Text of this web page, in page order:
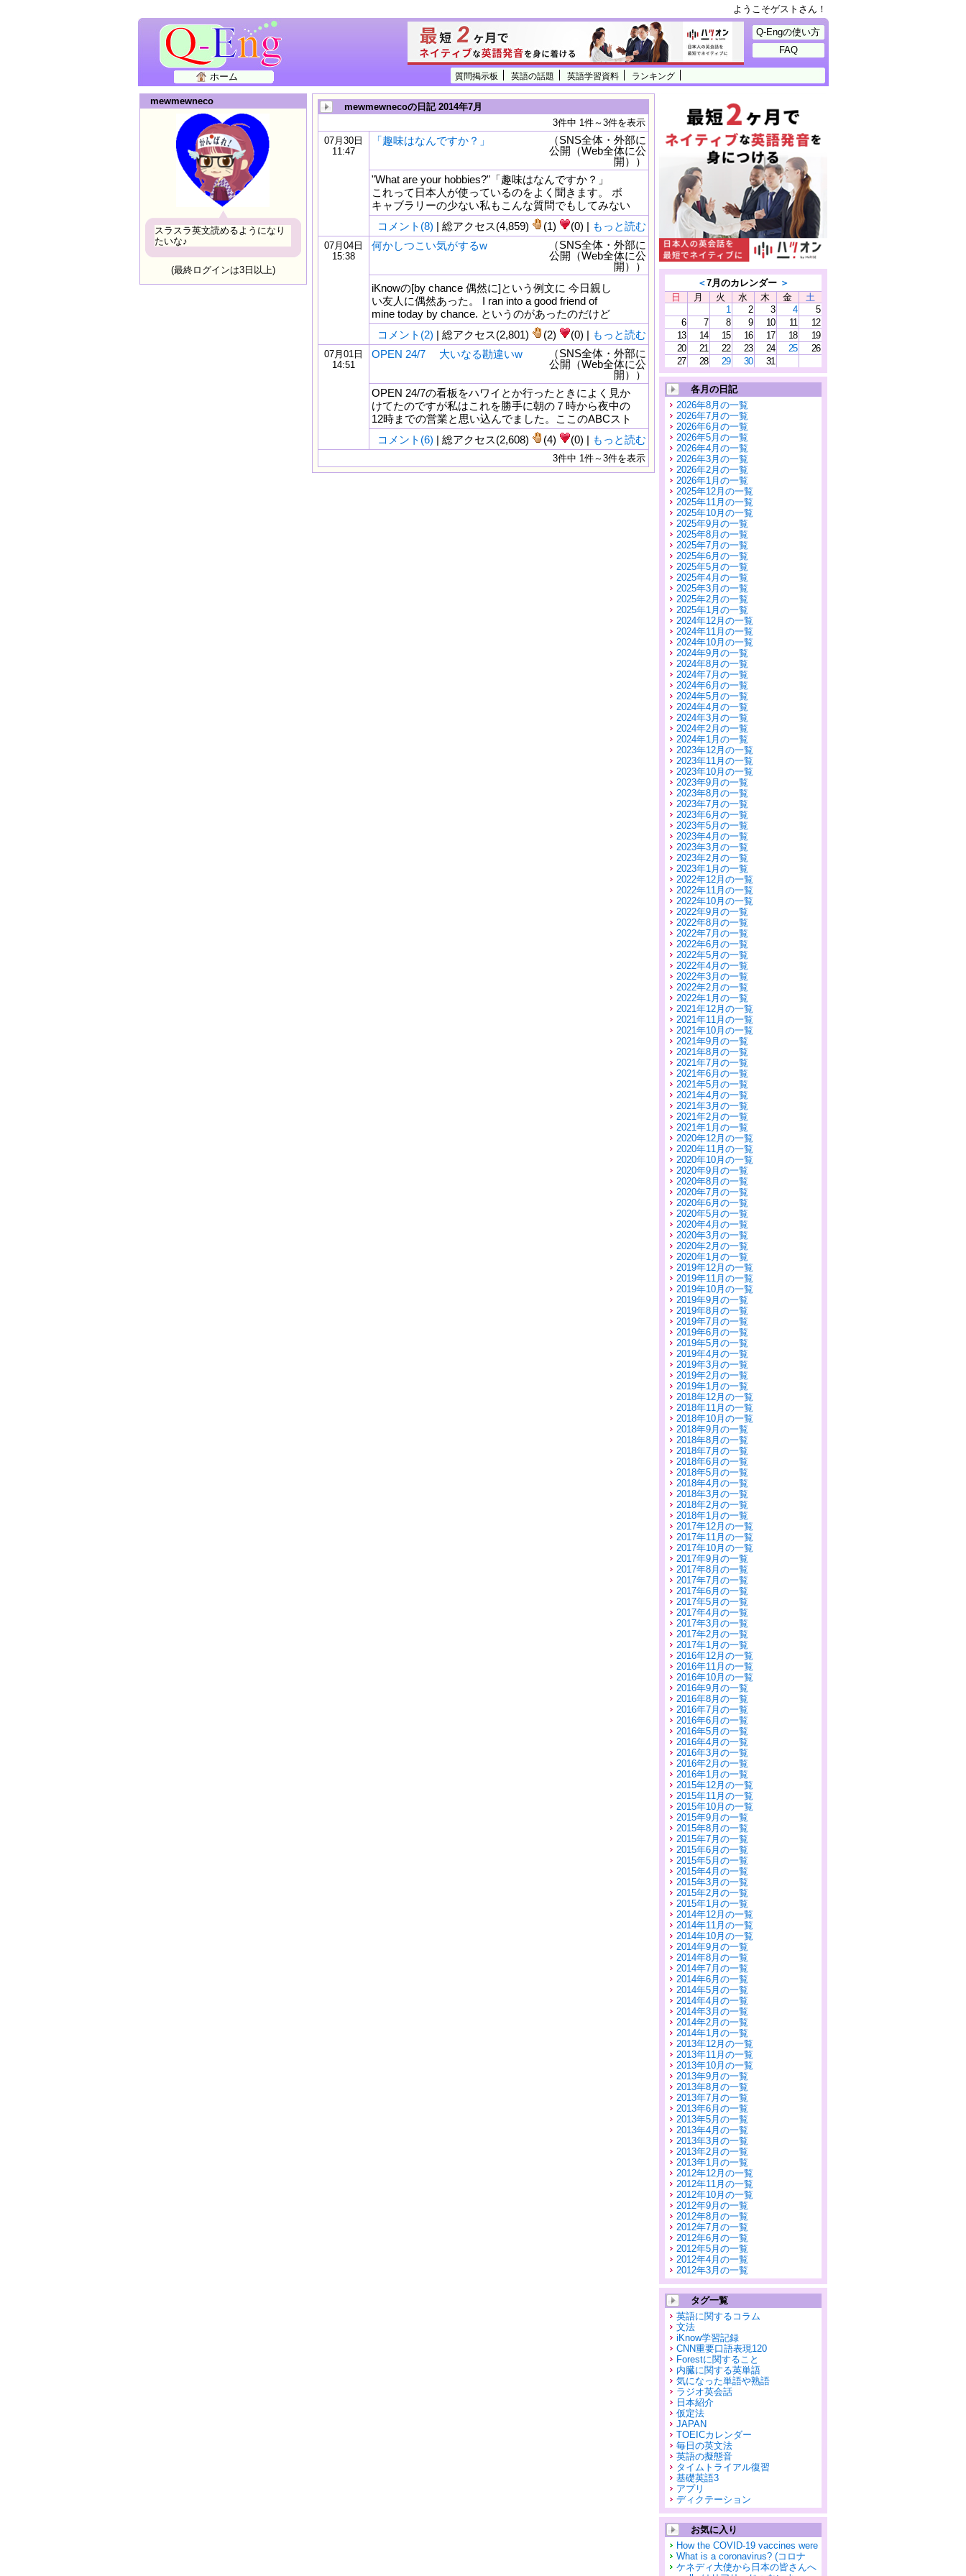
ようこそゲストさん！
質問掲示板 英語の話題 英語学習資料 ランキング
ホーム
Q-Engの使い方
FAQ
mewmewneco
スラスラ英文読めるようになり
たいな♪
(最終ログインは3日以上)
mewmewnecoの日記 2014年7月
3件中 1件～3件を表示
07月30日
11:47
「趣味はなんですか？」
（SNS全体・外部に
公開（Web全体に公
開））
"What are your hobbies?"「趣味はなんですか？」
これって日本人が使っているのをよく聞きます。 ボ
キャブラリーの少ない私もこんな質問でもしてみない
コメント(8) | 総アクセス(4,859) (1) (0) | もっと読む
07月04日
15:38
何かしつこい気がするw
（SNS全体・外部に
公開（Web全体に公
開））
iKnowの[by chance 偶然に]という例文に 今日親し
い友人に偶然あった。 I ran into a good friend of
mine today by chance. というのがあったのだけど
コメント(2) | 総アクセス(2,801) (2) (0) | もっと読む
07月01日
14:51
OPEN 24/7 大いなる勘違いw
（SNS全体・外部に
公開（Web全体に公
開））
OPEN 24/7の看板をハワイとか行ったときによく見か
けてたのですが私はこれを勝手に朝の７時から夜中の
12時までの営業と思い込んでました。ここのABCスト
コメント(6) | 総アクセス(2,608) (4) (0) | もっと読む
3件中 1件～3件を表示
＜7月のカレンダー ＞
日
月 火 水 木 金
土
1
2 3 4
5
6
7 8 9 10 11
12
13
14 15 16 17 18
19
20
21 22 23 24 25
26
27
28 29 30 31
各月の日記
2026年8月の一覧
2026年7月の一覧
2026年6月の一覧
2026年5月の一覧
2026年4月の一覧
2026年3月の一覧
2026年2月の一覧
2026年1月の一覧
2025年12月の一覧
2025年11月の一覧
2025年10月の一覧
2025年9月の一覧
2025年8月の一覧
2025年7月の一覧
2025年6月の一覧
2025年5月の一覧
2025年4月の一覧
2025年3月の一覧
2025年2月の一覧
2025年1月の一覧
2024年12月の一覧
2024年11月の一覧
2024年10月の一覧
2024年9月の一覧
2024年8月の一覧
2024年7月の一覧
2024年6月の一覧
2024年5月の一覧
2024年4月の一覧
2024年3月の一覧
2024年2月の一覧
2024年1月の一覧
2023年12月の一覧
2023年11月の一覧
2023年10月の一覧
2023年9月の一覧
2023年8月の一覧
2023年7月の一覧
2023年6月の一覧
2023年5月の一覧
2023年4月の一覧
2023年3月の一覧
2023年2月の一覧
2023年1月の一覧
2022年12月の一覧
2022年11月の一覧
2022年10月の一覧
2022年9月の一覧
2022年8月の一覧
2022年7月の一覧
2022年6月の一覧
2022年5月の一覧
2022年4月の一覧
2022年3月の一覧
2022年2月の一覧
2022年1月の一覧
2021年12月の一覧
2021年11月の一覧
2021年10月の一覧
2021年9月の一覧
2021年8月の一覧
2021年7月の一覧
2021年6月の一覧
2021年5月の一覧
2021年4月の一覧
2021年3月の一覧
2021年2月の一覧
2021年1月の一覧
2020年12月の一覧
2020年11月の一覧
2020年10月の一覧
2020年9月の一覧
2020年8月の一覧
2020年7月の一覧
2020年6月の一覧
2020年5月の一覧
2020年4月の一覧
2020年3月の一覧
2020年2月の一覧
2020年1月の一覧
2019年12月の一覧
2019年11月の一覧
2019年10月の一覧
2019年9月の一覧
2019年8月の一覧
2019年7月の一覧
2019年6月の一覧
2019年5月の一覧
2019年4月の一覧
2019年3月の一覧
2019年2月の一覧
2019年1月の一覧
2018年12月の一覧
2018年11月の一覧
2018年10月の一覧
2018年9月の一覧
2018年8月の一覧
2018年7月の一覧
2018年6月の一覧
2018年5月の一覧
2018年4月の一覧
2018年3月の一覧
2018年2月の一覧
2018年1月の一覧
2017年12月の一覧
2017年11月の一覧
2017年10月の一覧
2017年9月の一覧
2017年8月の一覧
2017年7月の一覧
2017年6月の一覧
2017年5月の一覧
2017年4月の一覧
2017年3月の一覧
2017年2月の一覧
2017年1月の一覧
2016年12月の一覧
2016年11月の一覧
2016年10月の一覧
2016年9月の一覧
2016年8月の一覧
2016年7月の一覧
2016年6月の一覧
2016年5月の一覧
2016年4月の一覧
2016年3月の一覧
2016年2月の一覧
2016年1月の一覧
2015年12月の一覧
2015年11月の一覧
2015年10月の一覧
2015年9月の一覧
2015年8月の一覧
2015年7月の一覧
2015年6月の一覧
2015年5月の一覧
2015年4月の一覧
2015年3月の一覧
2015年2月の一覧
2015年1月の一覧
2014年12月の一覧
2014年11月の一覧
2014年10月の一覧
2014年9月の一覧
2014年8月の一覧
2014年7月の一覧
2014年6月の一覧
2014年5月の一覧
2014年4月の一覧
2014年3月の一覧
2014年2月の一覧
2014年1月の一覧
2013年12月の一覧
2013年11月の一覧
2013年10月の一覧
2013年9月の一覧
2013年8月の一覧
2013年7月の一覧
2013年6月の一覧
2013年5月の一覧
2013年4月の一覧
2013年3月の一覧
2013年2月の一覧
2013年1月の一覧
2012年12月の一覧
2012年11月の一覧
2012年10月の一覧
2012年9月の一覧
2012年8月の一覧
2012年7月の一覧
2012年6月の一覧
2012年5月の一覧
2012年4月の一覧
2012年3月の一覧
タグ一覧
英語に関するコラム
文法
iKnow学習記録
CNN重要口語表現120
Forestに関すること
内臓に関する英単語
気になった単語や熟語
ラジオ英会話
日本紹介
仮定法
JAPAN
TOEICカレンダー
毎日の英文法
英語の擬態音
タイムトライアル復習
基礎英語3
アプリ
ディクテーション
お気に入り
How the COVID-19 vaccines were
What is a coronavirus? (コロナ
ケネディ大使から日本の皆さんへ